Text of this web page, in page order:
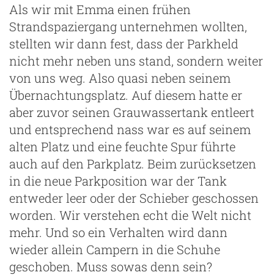
Als wir mit Emma einen frühen
Strandspaziergang unternehmen wollten,
stellten wir dann fest, dass der Parkheld
nicht mehr neben uns stand, sondern weiter
von uns weg. Also quasi neben seinem
Übernachtungsplatz. Auf diesem hatte er
aber zuvor seinen Grauwassertank entleert
und entsprechend nass war es auf seinem
alten Platz und eine feuchte Spur führte
auch auf den Parkplatz. Beim zurücksetzen
in die neue Parkposition war der Tank
entweder leer oder der Schieber geschossen
worden. Wir verstehen echt die Welt nicht
mehr. Und so ein Verhalten wird dann
wieder allein Campern in die Schuhe
geschoben. Muss sowas denn sein?